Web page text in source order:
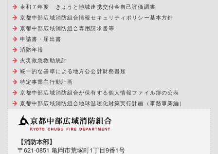
令和７年度 きょうと地域連携交付金自己評価調書
京都中部広域消防組合情報セキュリティポリシー基本方針
京都中部広域消防組合専用請求書等
申請書・届出書
消防年報
火災救急救助統計
統一的な基準による地方公会計財務書類
特定事業主行動計画
京都中部広域消防組合が保有する個人情報ファイル簿の公表
京都中部広域消防組合地球温暖化対策実行計画（事務事業編）
【消防本部】
〒621-0851 亀岡市荒塚町1丁目9番1号